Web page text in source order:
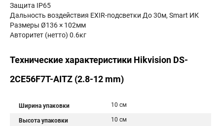
Защита IP65
Дальность воздействия EXIR-подсветки До 30м, Smart ИК
Размеры Ø136 × 102мм
Авторитет (нетто) 0.6кг
Технические характеристики Hikvision DS-
2CE56F7T-AITZ (2.8-12 mm)
Ширина упаковки 10 см
Высота упаковки 10 см